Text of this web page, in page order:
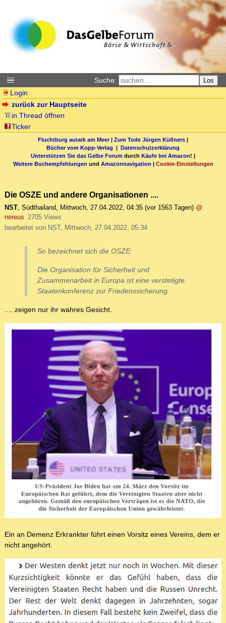
Suche: Los
Login
zurück zur Hauptseite
in Thread öffnen
Ticker
Fluchtburg autark am Meer| Zum Tode Jürgen Küßners |
Bücher vom Kopp-Verlag | Datenschutzerklärung
Unterstützen Sie das Gelbe Forum durch Käufe bei Amazon! |
Weitere Buchempfehlungen und Amazonnavigation | Cookie-Einstellungen
Die OSZE und andere Organisationen ....
NST, Südthailand, Mittwoch, 27.04.2022, 04:35 (vor 1563 Tagen) @
nereus 2705 Views
bearbeitet von NST, Mittwoch, 27.04.2022, 05:34
So bezeichnet sich die OSZE:
Die Organisation für Sicherheit und
Zusammenarbeit in Europa ist eine verstetigte
Staatenkonferenz zur Friedenssicherung.
.... zeigen nur ihr wahres Gesicht.
Ein an Demenz Erkrankter führt einen Vorsitz eines Vereins, dem er
nicht angehört.